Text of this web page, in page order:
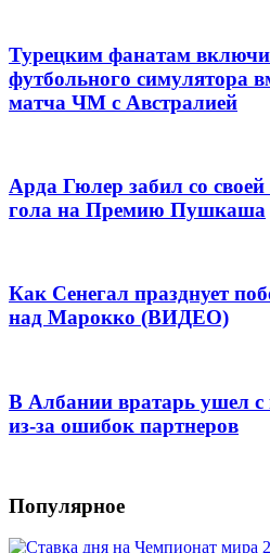
Турецким фанатам
футбольного симулятора
матча ЧМ с Австралией
Арда Гюлер забил со
гола на Премию Пушкаша
Как Сенегал празднует
над Марокко (ВИДЕО)
В Албании вратарь ушел с
из-за ошибок партнеров
Популярное